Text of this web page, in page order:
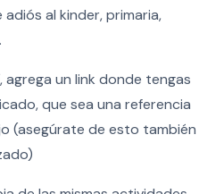
adiós al kinder, primaria,
agrega un link donde tengas
que sea una referencia
(asegúrate de esto también